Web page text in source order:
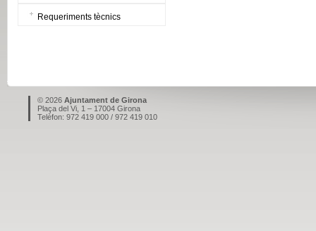
Requeriments tècnics
© 2026 Ajuntament de Girona
Plaça del Vi, 1 – 17004 Girona
Telèfon: 972 419 000 / 972 419 010